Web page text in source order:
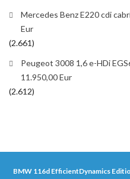
Mercedes Benz E220 cdi
Eur
(2.661)
Peugeot 3008 1,6 e-HDi
11.950,00 Eur
(2.612)
BMW 116d EfficientDynamics